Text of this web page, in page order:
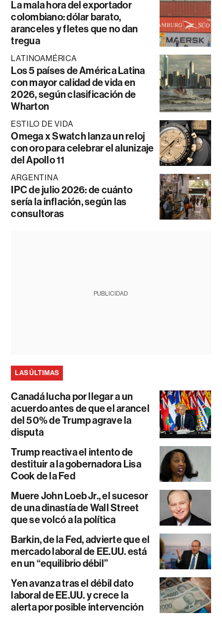
La mala hora del exportador
colombiano: dólar barato,
aranceles y fletes que no dan
tregua
LATINOAMÉRICA
Los 5 países de América Latina
con mayor calidad de vida en
2026, según clasificación de
Wharton
ESTILO DE VIDA
Omega x Swatch lanza un reloj
con oro para celebrar el alunizaje
del Apollo 11
ARGENTINA
IPC de julio 2026: de cuánto
sería la inflación, según las
consultoras
PUBLICIDAD
LAS ÚLTIMAS
Canadá lucha por llegar a un
acuerdo antes de que el arancel
del 50% de Trump agrave la
disputa
Trump reactiva el intento de
destituir a la gobernadora Lisa
Cook de la Fed
Muere John Loeb Jr., el sucesor
de una dinastía de Wall Street
que se volcó a la política
Barkin, de la Fed, advierte que el
mercado laboral de EE.UU. está
en un “equilibrio débil”
Yen avanza tras el débil dato
laboral de EE.UU. y crece la
alerta por posible intervención